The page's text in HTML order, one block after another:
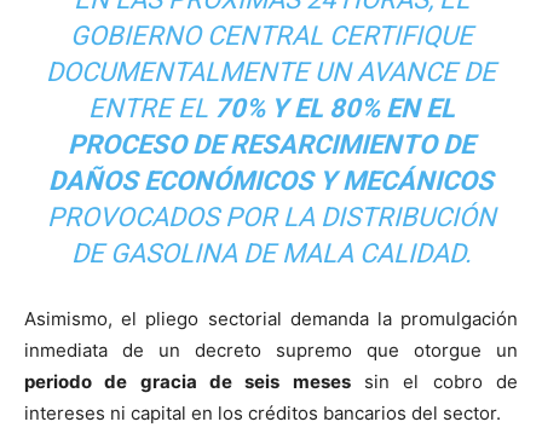
GOBIERNO CENTRAL CERTIFIQUE
DOCUMENTALMENTE UN AVANCE DE
ENTRE EL 70% Y EL 80% EN EL
PROCESO DE RESARCIMIENTO DE
DAÑOS ECONÓMICOS Y MECÁNICOS
PROVOCADOS POR LA DISTRIBUCIÓN
DE GASOLINA DE MALA CALIDAD.
Asimismo, el pliego sectorial demanda la promulgación
inmediata de un decreto supremo que otorgue un
periodo de gracia de seis mesessin el cobro de
intereses ni capital en los créditos bancarios del sector.